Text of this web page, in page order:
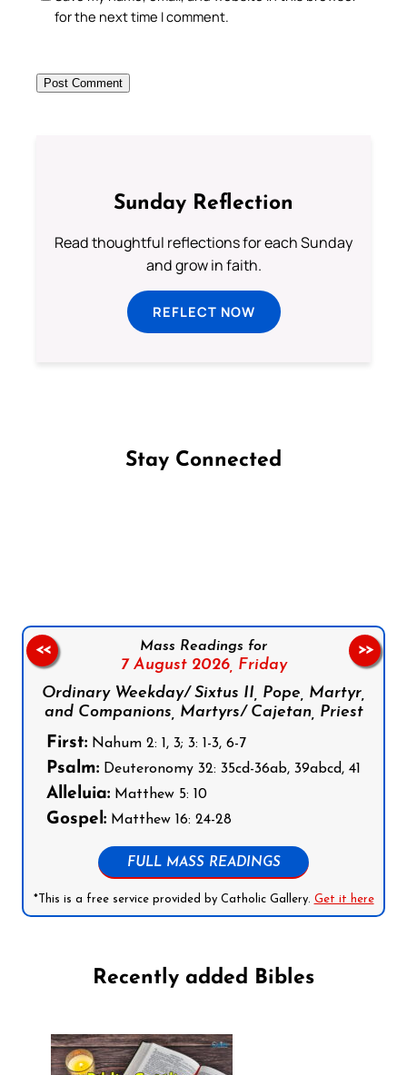
for the next time I comment.
Sunday Reflection
Read thoughtful reflections for each Sunday
and grow in faith.
REFLECT NOW
Stay Connected
Mass Readings for
7 August 2026, Friday
Ordinary Weekday/ Sixtus II, Pope, Martyr,
and Companions, Martyrs/ Cajetan, Priest
First: Nahum 2: 1, 3; 3: 1-3, 6-7
Psalm: Deuteronomy 32: 35cd-36ab, 39abcd, 41
Alleluia: Matthew 5: 10
Gospel: Matthew 16: 24-28
FULL MASS READINGS
*This is a free service provided by Catholic Gallery. Get it here
<< >>
Recently added Bibles